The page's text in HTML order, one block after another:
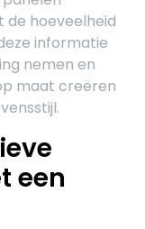
hoeveelheid
informatie
nemen en
maat creëren
een